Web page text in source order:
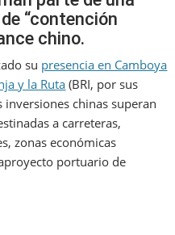
“contención
chino.
su presencia en Camboya
y la Ruta (BRI, por sus
inversiones chinas superan
a carreteras,
zonas económicas
portuario de